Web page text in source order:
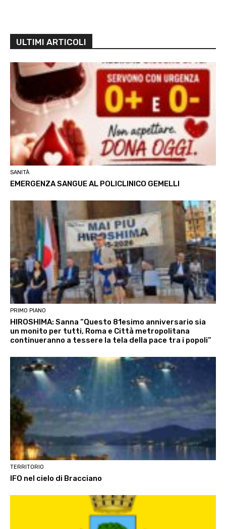
ULTIMI ARTICOLI
SANITÀ
EMERGENZA SANGUE AL POLICLINICO GEMELLI
PRIMO PIANO
HIROSHIMA: Sanna “Questo 81esimo anniversario sia
un monito per tutti, Roma e Città metropolitana
continueranno a tessere la tela della pace tra i popoli”
TERRITORIO
IFO nel cielo di Bracciano